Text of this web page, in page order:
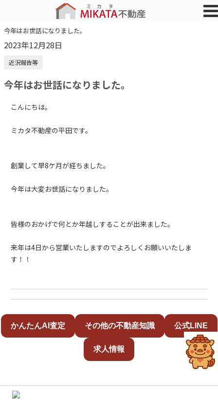
今年はお世話になりました。
2023年12月28日
近況報告等
今年はお世話になりました。
こんにちは。
ミカタ不動産の平田です。
創業して早8ケ月が経ちました。
今年は大変お世話になりました。
皆様のおかげで何とか年越しすることが出来ました。
来年は4日から営業いたしますのでよろしくお願いいたしま
す！！
かんたんAI査定 その他の不動産知識 公式LINE
求人情報